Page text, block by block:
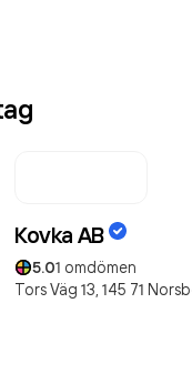
Kovka AB
5.01 omdömen
Tors Väg 13, 145 71